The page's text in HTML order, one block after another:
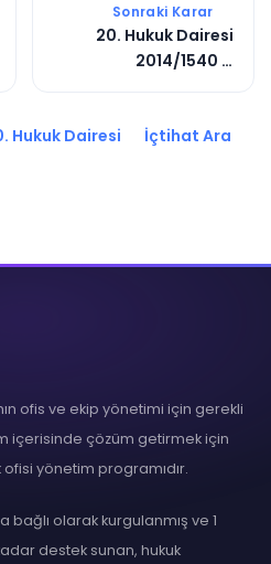
Sonraki Karar
20. Hukuk Dairesi
2014/1540 E.
Hukuk Dairesi İçtihat Ara
ofis ve ekip yönetimi için gerekli
içerisinde çözüm getirmek için
yönetim programıdır.
bağlı olarak kurgulanmış ve 1
destek sunan, hukuk